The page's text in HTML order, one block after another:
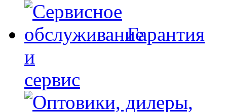
Гарантия
и
сервис